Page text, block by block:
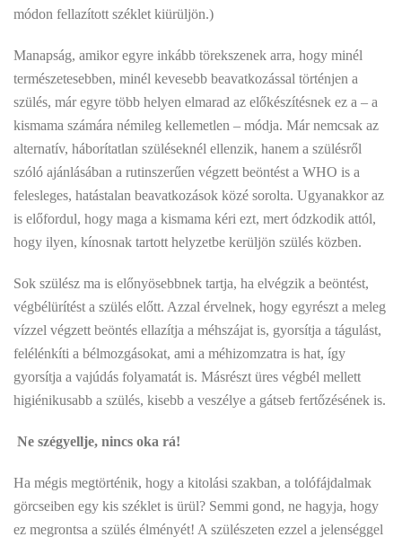
módon fellazított széklet kiürüljön.)
Manapság, amikor egyre inkább törekszenek arra, hogy minél
természetesebben, minél kevesebb beavatkozással történjen a
szülés, már egyre több helyen elmarad az előkészítésnek ez a – a
kismama számára némileg kellemetlen – módja. Már nemcsak az
alternatív, háborítatlan szüléseknél ellenzik, hanem a szülésről
szóló ajánlásában a rutinszerűen végzett beöntést a WHO is a
felesleges, hatástalan beavatkozások közé sorolta. Ugyanakkor az
is előfordul, hogy maga a kismama kéri ezt, mert ódzkodik attól,
hogy ilyen, kínosnak tartott helyzetbe kerüljön szülés közben.
Sok szülész ma is előnyösebbnek tartja, ha elvégzik a beöntést,
végbélürítést a szülés előtt. Azzal érvelnek, hogy egyrészt a meleg
vízzel végzett beöntés ellazítja a méhszájat is, gyorsítja a tágulást,
felélénkíti a bélmozgásokat, ami a méhizomzatra is hat, így
gyorsítja a vajúdás folyamatát is. Másrészt üres végbél mellett
higiénikusabb a szülés, kisebb a veszélye a gátseb fertőzésének is.
Ne szégyellje, nincs oka rá!
Ha mégis megtörténik, hogy a kitolási szakban, a tolófájdalmak
görcseiben egy kis széklet is ürül? Semmi gond, ne hagyja, hogy
ez megrontsa a szülés élményét! A szülészeten ezzel a jelenséggel